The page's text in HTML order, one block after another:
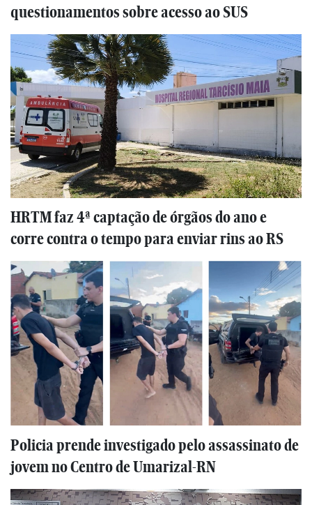
questionamentos sobre acesso ao SUS
HRTM faz 4ª captação de órgãos do ano e
corre contra o tempo para enviar rins ao RS
Policia prende investigado pelo assassinato de
jovem no Centro de Umarizal-RN